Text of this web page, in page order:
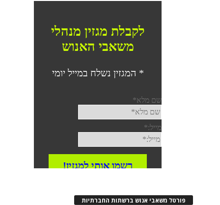
פורטל משאבי אנוש ברשתות החברתיות